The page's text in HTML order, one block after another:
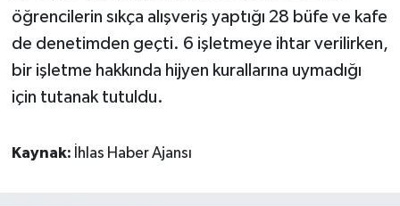
öğrencilerin sıkça alışveriş yaptığı 28 büfe ve kafe
de denetimden geçti. 6 işletmeye ihtar verilirken,
bir işletme hakkında hijyen kurallarına uymadığı
için tutanak tutuldu.
Kaynak: İhlas Haber Ajansı